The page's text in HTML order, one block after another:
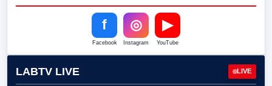
f
Facebook
◎
Instagram
▶
YouTube
LABTV LIVE LIVE